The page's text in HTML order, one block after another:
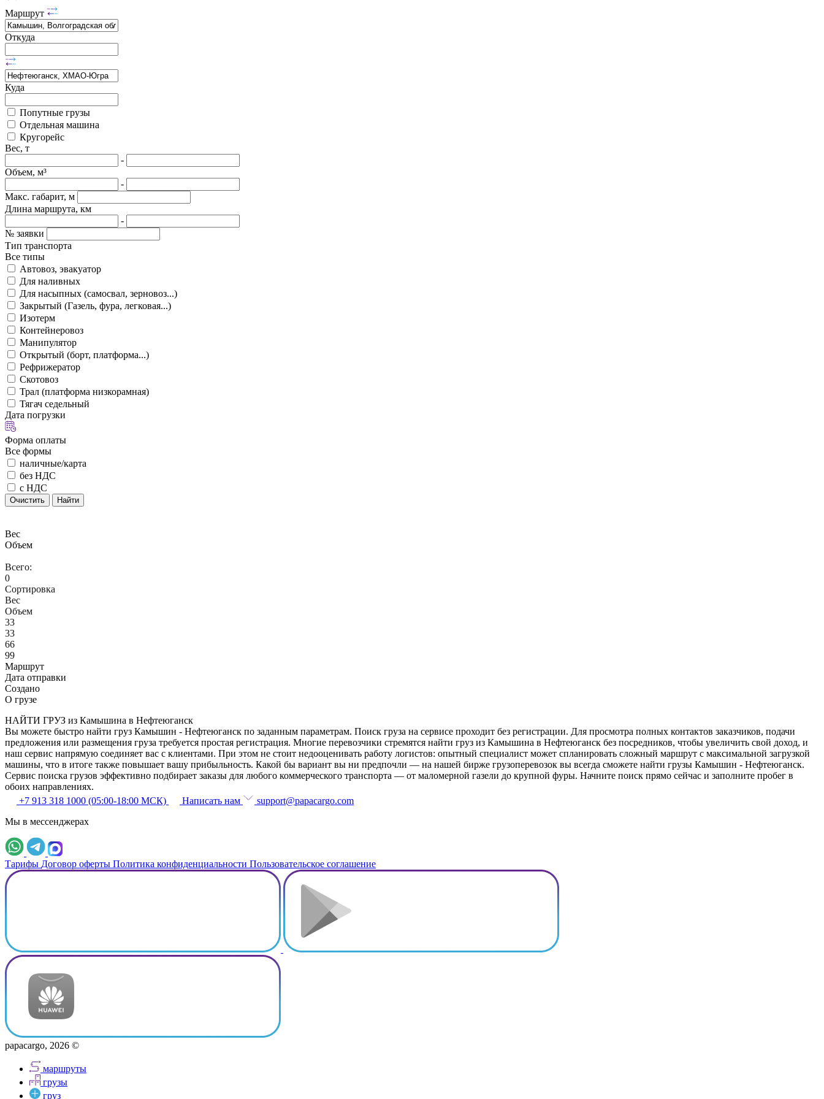
Маршрут
Откуда
Куда
Попутные грузы
Отдельная машина
Кругорейс
Вес, т
-
Объем, м³
-
Макс. габарит, м
Длина маршрута, км
-
№ заявки
Тип транспорта
Все типы
Автовоз, эвакуатор
Для наливных
Для насыпных (самосвал, зерновоз...)
Закрытый (Газель, фура, легковая...)
Изотерм
Контейнеровоз
Манипулятор
Открытый (борт, платформа...)
Рефрижератор
Скотовоз
Трал (платформа низкорамная)
Тягач седельный
Дата погрузки
Форма оплаты
Все формы
наличные/карта
без НДС
с НДС
Очистить Найти
Вес
Объем
Всего:
0
Сортировка
Вес
Объем
33
33
66
99
Маршрут
Дата отправки
Создано
О грузе
НАЙТИ ГРУЗ из Камышина в Нефтеюганск
Вы можете быстро найти груз Камышин - Нефтеюганск по заданным параметрам. Поиск груза на сервисе проходит без регистрации. Для просмотра полных контактов заказчиков, подачи
предложения или размещения груза требуется простая регистрация. Многие перевозчики стремятся найти груз из Камышина в Нефтеюганск без посредников, чтобы увеличить свой доход, и
наш сервис напрямую соединяет вас с клиентами. При этом не стоит недооценивать работу логистов: опытный специалист может спланировать сложный маршрут с максимальной загрузкой
машины, что в итоге также повышает вашу прибыльность. Какой бы вариант вы ни предпочли — на нашей бирже грузоперевозок вы всегда сможете найти грузы Камышин - Нефтеюганск.
Сервис поиска грузов эффективно подбирает заказы для любого коммерческого транспорта — от маломерной газели до крупной фуры. Начните поиск прямо сейчас и заполните пробег в
обоих направлениях.
+7 913 318 1000 (05:00-18:00 МСК)
Написать нам
support@papacargo.com
Мы в мессенджерах
Тарифы Договор оферты Политика конфиденциальности Пользовательское соглашение
papacargo, 2026 ©
маршруты
грузы
груз